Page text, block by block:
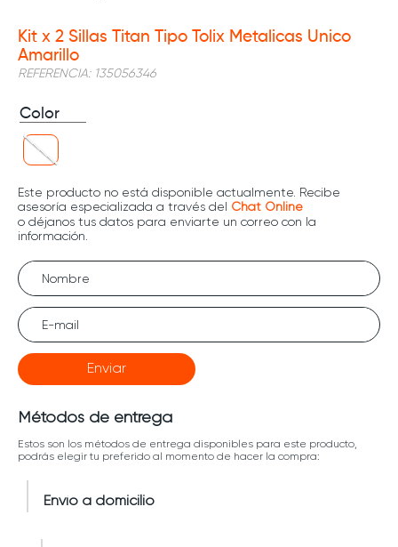
Kit x 2 Sillas Titan Tipo Tolix Metalicas Unico
Amarillo
REFERENCIA: 135056346
Color
Enviar
Métodos de entrega
Estos son los métodos de entrega disponibles para este producto,
podrás elegir tu preferido al momento de hacer la compra:
Envío a domicilio